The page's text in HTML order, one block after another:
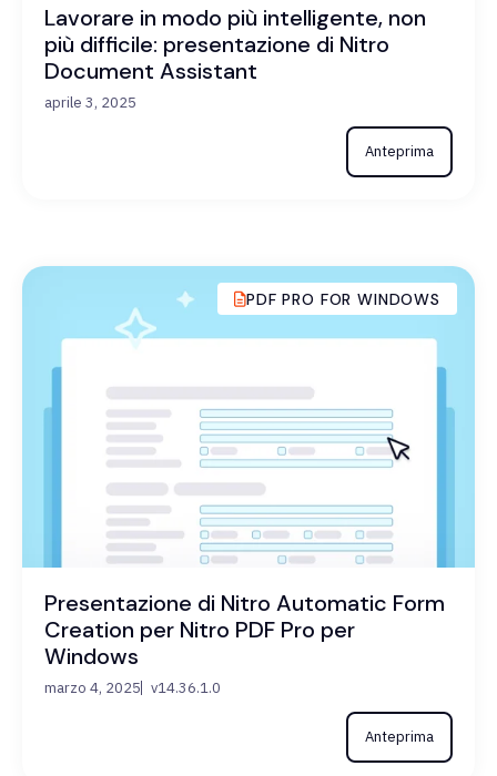
Lavorare in modo più intelligente, non
più difficile: presentazione di Nitro
Document Assistant
aprile 3, 2025
Anteprima
PDF PRO FOR WINDOWS
Presentazione di Nitro Automatic Form
Creation per Nitro PDF Pro per
Windows
marzo 4, 2025 v14.36.1.0
Anteprima